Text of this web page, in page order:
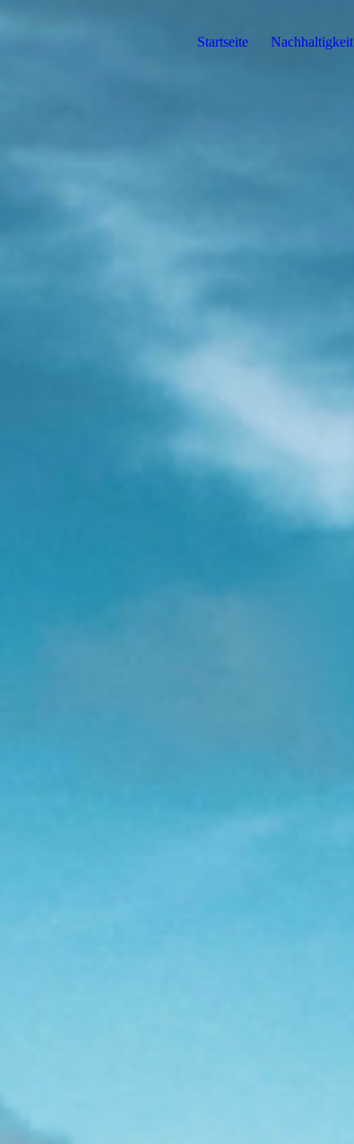
Startseite Nachhaltigkeit